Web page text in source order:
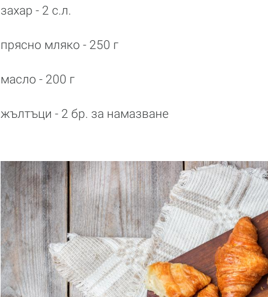
захар - 2 с.л.
прясно мляко - 250 г
масло - 200 г
жълтъци - 2 бр. за намазване